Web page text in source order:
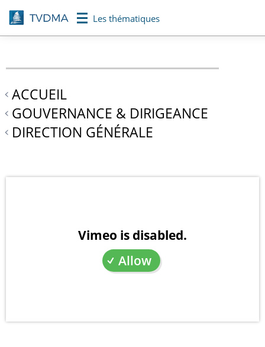
Aller
au
contenu
Les thématiques
ACCUEIL
GOUVERNANCE & DIRIGEANCE
DIRECTION GÉNÉRALE
Vimeo is disabled.
Allow